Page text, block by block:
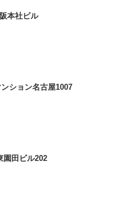
本社ビル
ション名古屋1007
田ビル202